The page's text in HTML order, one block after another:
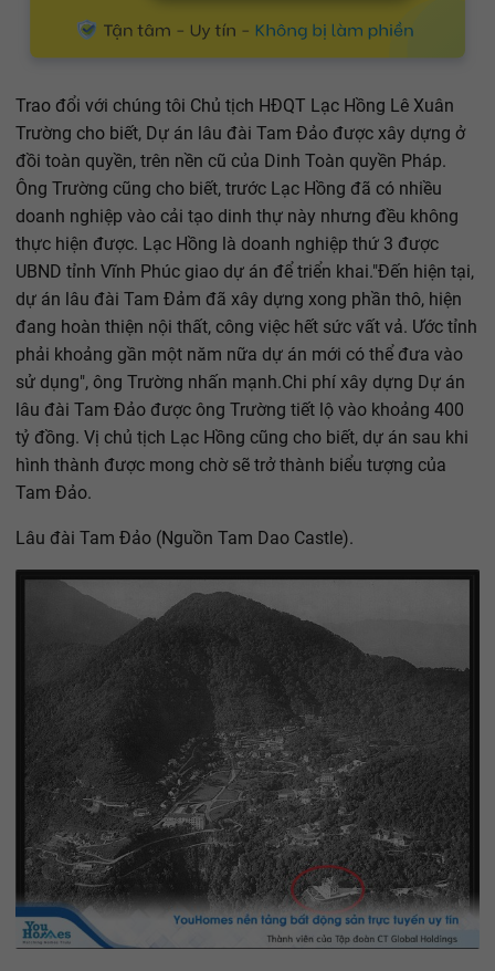
Trao đổi với chúng tôi Chủ tịch HĐQT Lạc Hồng Lê Xuân
Trường cho biết, Dự án lâu đài Tam Đảo được xây dựng ở
đồi toàn quyền, trên nền cũ của Dinh Toàn quyền Pháp.
Ông Trường cũng cho biết, trước Lạc Hồng đã có nhiều
doanh nghiệp vào cải tạo dinh thự này nhưng đều không
thực hiện được. Lạc Hồng là doanh nghiệp thứ 3 được
UBND tỉnh Vĩnh Phúc giao dự án để triển khai."Đến hiện tại,
dự án lâu đài Tam Đảm đã xây dựng xong phần thô, hiện
đang hoàn thiện nội thất, công việc hết sức vất vả. Ước tỉnh
phải khoảng gần một năm nữa dự án mới có thể đưa vào
sử dụng", ông Trường nhấn mạnh.Chi phí xây dựng Dự án
lâu đài Tam Đảo được ông Trường tiết lộ vào khoảng 400
tỷ đồng. Vị chủ tịch Lạc Hồng cũng cho biết, dự án sau khi
hình thành được mong chờ sẽ trở thành biểu tượng của
Tam Đảo.
Lâu đài Tam Đảo (Nguồn Tam Dao Castle).